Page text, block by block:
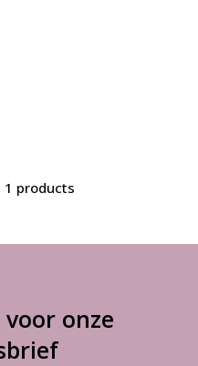
1 products
onze